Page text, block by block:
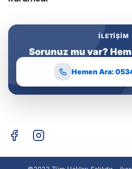
İLETIŞIM
Sorunuz mu var?
Hemen Ara: